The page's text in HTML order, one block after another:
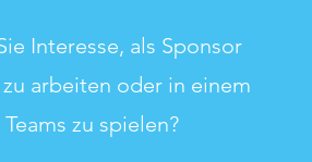
Interesse, als Sponsor
arbeiten oder in einem
zu spielen?